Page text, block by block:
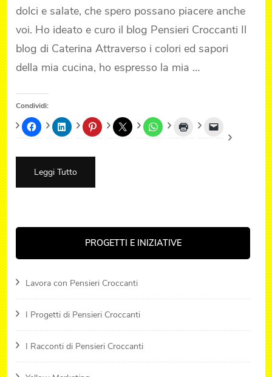
dolci e salate, che spero possano piacere anche
voi. Ho ideato e curo il blog Pensieri Croccanti Il
blog di Caterina Attraverso i colori ed sapori
della mia cucina, ho espresso la mia …
Condividi:
Leggi Tutto
PROGETTI E INIZIATIVE
Lavora con Pensieri Croccanti
I Progetti di Pensieri Croccanti
I Racconti di Pensieri Croccanti